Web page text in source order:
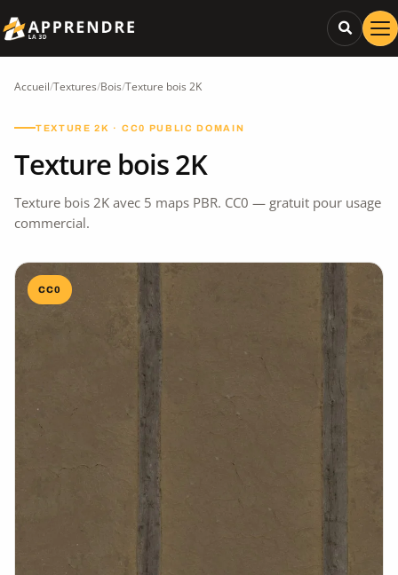
Accueil/Textures/Bois/Texture bois 2K
TEXTURE 2K · CC0 PUBLIC DOMAIN
Texture bois 2K
Texture bois 2K avec 5 maps PBR. CC0 — gratuit pour usage
commercial.
CC0